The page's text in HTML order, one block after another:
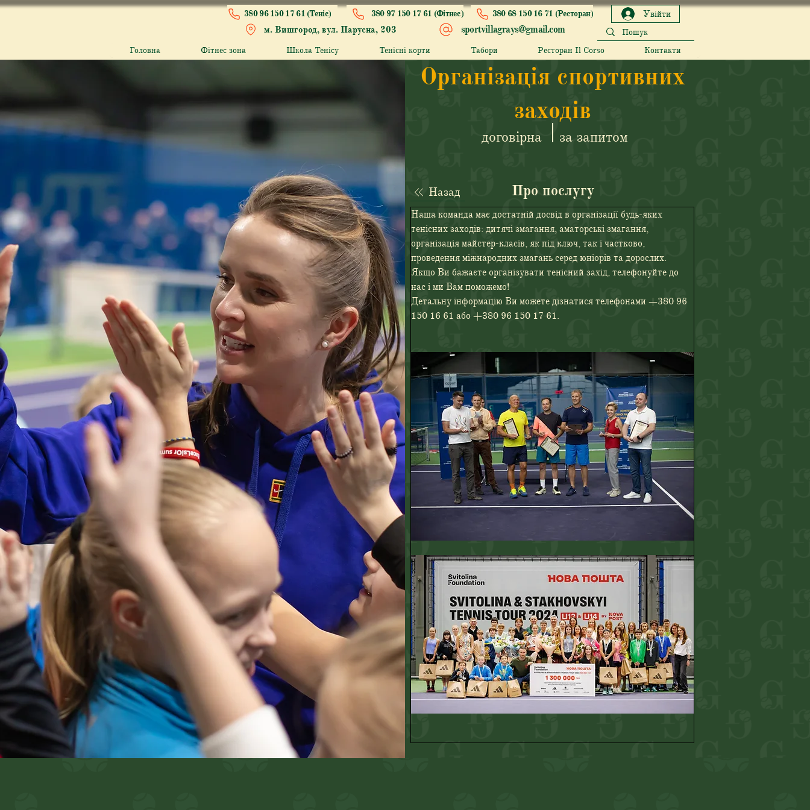
380 96 150 17 61 (Теніс) 380 97 150 17 61 (Фітнес)
м. Вишгород, вул. Парусна, 203 sportvillagrays@gmail.com
380 68 150 16 71 (Ресторан) Увійти
Головна Фітнес зона Школа Тенісу Тенісні корти Табори Ресторан Il Corso Контакти
Організація спортивних
заходів
договірна за запитом
Назад Про послугу
Наша команда має достатній досвід в організації будь-яких
тенісних заходів: дитячі змагання, аматорські змагання,
організація майстер-класів, як під ключ, так і частково,
проведення міжнародних змагань серед юніорів та дорослих.
Якщо Ви бажаєте організувати тенісний захід, телефонуйте до
нас і ми Вам поможемо!
Детальну інформацію Ви можете дізнатися телефонами +380 96
150 16 61 або +380 96 150 17 61.